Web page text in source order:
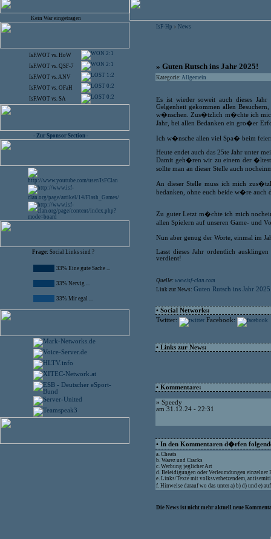
Kein War eingetragen
IsF.WOT vs. HoW 2:1
IsF.WOT vs. QSF-7 2:1
IsF.WOT vs.ANV 1:2
IsF.WOT vs. OFaH 0:2
IsF.WOT vs. SA 0:2
- Zur Sponsor Section -
Frage: Social Links sind ?
33% Eine gute Sache ...
33% Nervig ...
33% Mir egal ...
IsF-Hp > News
» Guten Rutsch ins Jahr 2025!
Kategorie: Allgemein
Es ist wieder soweit auch dieses
Gelgenheit gekommen allen
w�nschen. Zus�tzlich m�chte ich
Jahr, bei allen Bedanken ein gro�er
Ich w�nsche allen viel Spa� beim
Heute endet auch das 25te Jahr unter
Damit geh�ren wir zu einem der
sollte man an dieser Stelle auch
An dieser Stelle muss ich mich
bedanken, ohne euch beide w�re auch
Zu guter Letzt m�chte ich mich
allen Spielern auf unseren Game- und
Nun aber genug der Worte, einmal im
Lasst dieses Jahr ordentlich
verdient!
Quelle: www.isf-clan.com
Link zur News: Guten Rutsch ins Jahr
• Social Networks:
Twitter:
Facebook:
• Links zur News:
• Kommentare:
» Speedy
am 31.12.24 - 22:31
• In den Kommentaren d�rfen
a. Cheats
b. Warez und Cracks
c. Werbung jeglicher Art
d. Beleidigungen oder Verleumdungen einzelner
e. Links/Texte mit volksverhetzendem,
f. Hinweise darauf wo das unter a) b) d) und e)
Die News ist nicht mehr aktuell neue